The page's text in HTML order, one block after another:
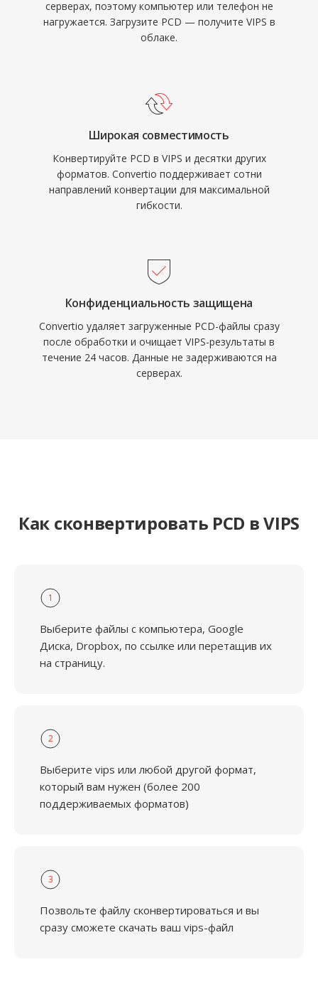
серверах, поэтому компьютер или телефон не
нагружается. Загрузите PCD — получите VIPS в
облаке.
Широкая совместимость
Конвертируйте PCD в VIPS и десятки других
форматов. Convertio поддерживает сотни
направлений конвертации для максимальной
гибкости.
Конфиденциальность защищена
Convertio удаляет загруженные PCD-файлы сразу
после обработки и очищает VIPS-результаты в
течение 24 часов. Данные не задерживаются на
серверах.
Как сконвертировать PCD в VIPS
1
Выберите файлы с компьютера, Google
Диска, Dropbox, по ссылке или перетащив их
на страницу.
2
Выберите vips или любой другой формат,
который вам нужен (более 200
поддерживаемых форматов)
3
Позвольте файлу сконвертироваться и вы
сразу сможете скачать ваш vips-файл